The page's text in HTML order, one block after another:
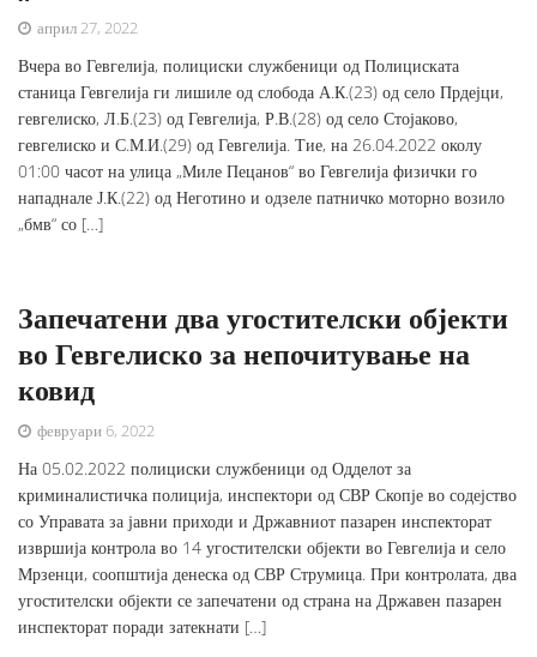
април 27, 2022
Вчера во Гевгелија, полициски службеници од Полициската
станица Гевгелија ги лишиле од слобода А.К.(23) од село Прдејци,
гевгелиско, Л.Б.(23) од Гевгелија, Р.В.(28) од село Стојаково,
гевгелиско и С.М.И.(29) од Гевгелија. Тие, на 26.04.2022 околу
01:00 часот на улица „Миле Пецанов“ во Гевгелија физички го
нападнале Ј.К.(22) од Неготино и одзеле патничко моторно возило
„бмв“ со […]
Запечатени два угостителски објекти
во Гевгелиско за непочитување на
ковид
февруари 6, 2022
На 05.02.2022 полициски службеници од Одделот за
криминалистичка полиција, инспектори од СВР Скопје во содејство
со Управата за јавни приходи и Државниот пазарен инспекторат
извршија контрола во 14 угостителски објекти во Гевгелија и село
Мрзенци, соопштија денеска од СВР Струмица. При контролата, два
угостителски објекти се запечатени од страна на Државен пазарен
инспекторат поради затекнати […]